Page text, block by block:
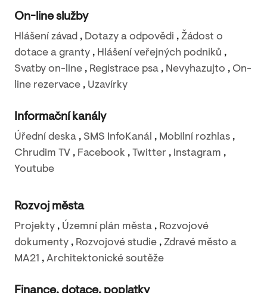
On-line služby
Hlášení závad , Dotazy a odpovědi , Žádost o
dotace a granty , Hlášení veřejných podniků ,
Svatby on-line , Registrace psa , Nevyhazujto , On-
line rezervace , Uzavírky
Informační kanály
Úřední deska , SMS InfoKanál , Mobilní rozhlas ,
Chrudim TV , Facebook , Twitter , Instagram ,
Youtube
Rozvoj města
Projekty , Územní plán města , Rozvojové
dokumenty , Rozvojové studie , Zdravé město a
MA21 , Architektonické soutěže
Finance, dotace, poplatky